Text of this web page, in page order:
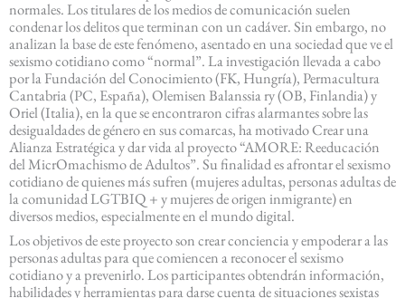
normales. Los titulares de los medios de comunicación suelen
condenar los delitos que terminan con un cadáver. Sin embargo, no
analizan la base de este fenómeno, asentado en una sociedad que ve el
sexismo cotidiano como “normal”. La investigación llevada a cabo
por la Fundación del Conocimiento (FK, Hungría), Permacultura
Cantabria (PC, España), Olemisen Balanssia ry (OB, Finlandia) y
Oriel (Italia), en la que se encontraron cifras alarmantes sobre las
desigualdades de género en sus comarcas, ha motivado Crear una
Alianza Estratégica y dar vida al proyecto “AMORE: Reeducación
del MicrOmachismo de Adultos”. Su finalidad es afrontar el sexismo
cotidiano de quienes más sufren (mujeres adultas, personas adultas de
la comunidad LGTBIQ + y mujeres de origen inmigrante) en
diversos medios, especialmente en el mundo digital.
Los objetivos de este proyecto son crear conciencia y empoderar a las
personas adultas para que comiencen a reconocer el sexismo
cotidiano y a prevenirlo. Los participantes obtendrán información,
habilidades y herramientas para darse cuenta de situaciones sexistas